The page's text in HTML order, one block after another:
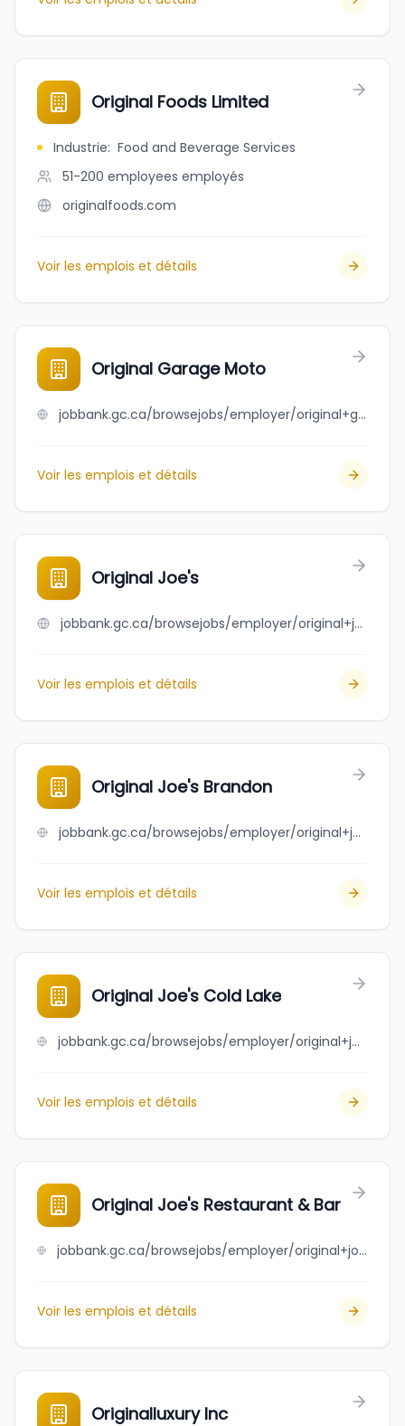
Original Foods Limited
Industrie: Food and Beverage Services
51-200 employees employés
originalfoods.com
Voir les emplois et détails
Original Garage Moto
jobbank.gc.ca/browsejobs/employer/original+garage+moto/ca
Voir les emplois et détails
Original Joe's
jobbank.gc.ca/browsejobs/employer/original+joe%27s/ca
Voir les emplois et détails
Original Joe's Brandon
jobbank.gc.ca/browsejobs/employer/original+joe%27s+brandon/ca
Voir les emplois et détails
Original Joe's Cold Lake
jobbank.gc.ca/browsejobs/employer/original+joe%27s+cold+lake/ca
Voir les emplois et détails
Original Joe's Restaurant & Bar
jobbank.gc.ca/browsejobs/employer/original+joe%27s+restaurant+%26+bar/ca
Voir les emplois et détails
Originalluxury Inc